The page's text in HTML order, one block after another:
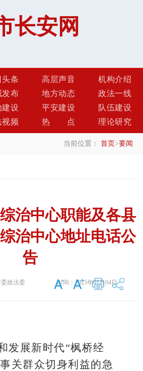
长安网
头条 高层声音
机构介绍
发布 地方动态
政法一线
建设 平安建设
队伍建设
视频 热点 理论研究
当前位置： 首页>要闻
治中心职能及各县
综治中心地址电话公
告
政法委 时间：2025年07月04日
展新时代“枫桥经
关群众切身利益的急